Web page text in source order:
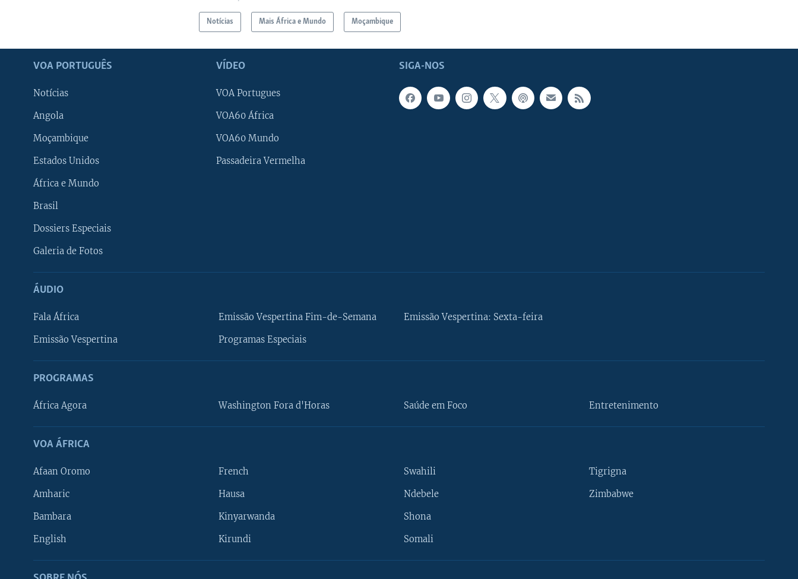
Notícias Mais África e Mundo Moçambique
SIGA-NOS
VOA PORTUGUÊS
Notícias
Angola
Moçambique
Estados Unidos
África e Mundo
Brasil
Dossiers Especiais
Galeria de Fotos
VÍDEO
VOA Portugues
VOA60 África
VOA60 Mundo
Passadeira Vermelha
ÁUDIO
Fala África
Emissão Vespertina
Emissão Vespertina Fim-de-Semana
Programas Especiais
Emissão Vespertina: Sexta-feira
PROGRAMAS
África Agora Washington Fora d'Horas Saúde em Foco Entretenimento
VOA ÁFRICA
Afaan Oromo
Amharic
Bambara
English
French
Hausa
Kinyarwanda
Kirundi
Swahili
Ndebele
Shona
Somali
Tigrigna
Zimbabwe